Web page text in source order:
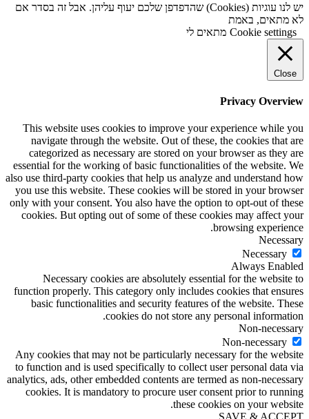
יש לנו עוגיות (Cookies) שהדפדפן שלכם יעוף עליהן. אבל זה בסדר אם
לא מתאים, באמת
Cookie settings מתאים לי
Close
Privacy Overview
This website uses cookies to improve your experience while you
navigate through the website. Out of these, the cookies that are
categorized as necessary are stored on your browser as they are
essential for the working of basic functionalities of the website. We
also use third-party cookies that help us analyze and understand how
you use this website. These cookies will be stored in your browser
only with your consent. You also have the option to opt-out of these
cookies. But opting out of some of these cookies may affect your
browsing experience.
Necessary
Necessary
Always Enabled
Necessary cookies are absolutely essential for the website to
function properly. This category only includes cookies that ensures
basic functionalities and security features of the website. These
cookies do not store any personal information.
Non-necessary
Non-necessary
Any cookies that may not be particularly necessary for the website
to function and is used specifically to collect user personal data via
analytics, ads, other embedded contents are termed as non-necessary
cookies. It is mandatory to procure user consent prior to running
these cookies on your website.
SAVE & ACCEPT